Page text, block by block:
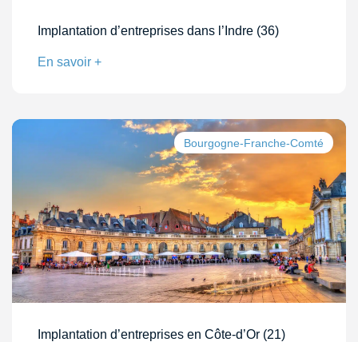
Implantation d’entreprises dans l’Indre (36)
En savoir +
Bourgogne-Franche-Comté
Implantation d’entreprises en Côte-d’Or (21)